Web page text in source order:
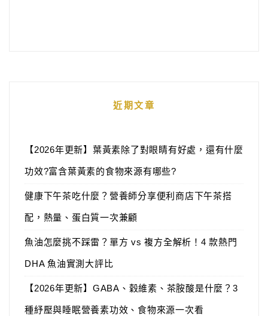
近期文章
【2026年更新】葉黃素除了對眼睛有好處，還有什麼
功效?富含葉黃素的食物來源有哪些?
健康下午茶吃什麼？營養師分享便利商店下午茶搭
配，熱量、蛋白質一次兼顧
魚油怎麼挑不踩雷？單方 vs 複方全解析！4 款熱門
DHA 魚油實測大評比
【2026年更新】GABA、穀維素、茶胺酸是什麼？3
種紓壓與睡眠營養素功效、食物來源一次看